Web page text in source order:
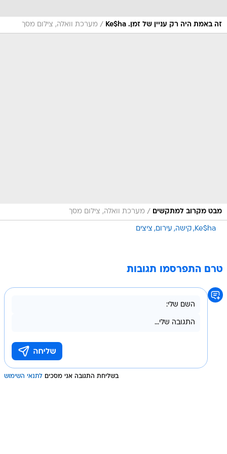
זה באמת היה רק עניין של זמן. Ke$ha / מערכת וואלה, צילום מסך
מבט מקרוב למתקשים / מערכת וואלה, צילום מסך
Ke$ha קישה עירום ציצים
טרם התפרסמו תגובות
בשליחת התגובה אני מסכים לתנאי השימוש